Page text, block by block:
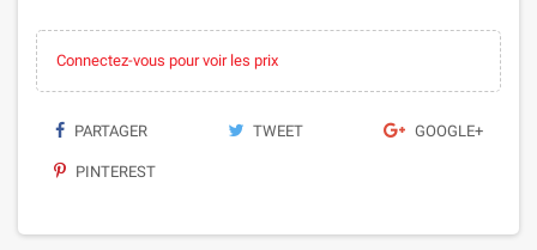
Connectez-vous pour voir les prix
PARTAGER TWEET GOOGLE+
PINTEREST